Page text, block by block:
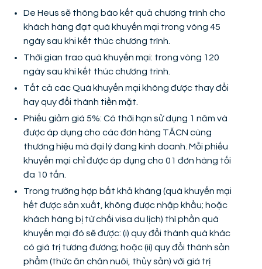
De Heus sẽ thông báo kết quả chương trình cho
khách hàng đạt quà khuyến mại trong vòng 45
ngày sau khi kết thúc chương trình.
Thời gian trao quà khuyến mại: trong vòng 120
ngày sau khi kết thúc chương trình.
Tất cả các Quà khuyến mại không được thay đổi
hay quy đổi thành tiền mặt.
Phiếu giảm giá 5%: Có thời hạn sử dụng 1 năm và
được áp dụng cho các đơn hàng TĂCN cùng
thương hiệu mà đại lý đang kinh doanh. Mỗi phiếu
khuyến mại chỉ được áp dụng cho 01 đơn hàng tối
đa 10 tấn.
Trong trường hợp bất khả kháng (quà khuyến mại
hết được sản xuất, không được nhập khẩu; hoặc
khách hàng bị từ chối visa du lịch) thì phần quà
khuyến mại đó sẽ được: (i) quy đổi thành quà khác
có giá trị tương đương; hoặc (ii) quy đổi thành sản
phẩm (thức ăn chăn nuôi, thủy sản) với giá trị